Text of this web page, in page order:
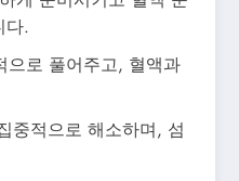
다.
으로 풀어주고, 혈액과
중적으로 해소하며, 섬